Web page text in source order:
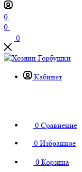
0
0
0
Кабинет
0 Сравнение
0 Избранное
0 Корзина